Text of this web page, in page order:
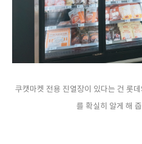
쿠캣마켓 전용 진열장이 있다는 건 롯
를 확실히 알게 해